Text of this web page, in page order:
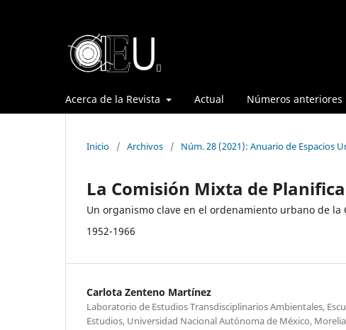
Acerca de la Revista Actual Números anteriores
Inicio / Archivos / Núm. 28 (2021): Anuario de Espacios
La Comisión Mixta de
Un organismo clave en el ordenamiento urbano de
1952-1966
Carlota Zenteno Martínez
Laboratorio de Estudios Transdisciplinarios Ambientales,
Estudios, Universidad Nacional Autónoma de México,